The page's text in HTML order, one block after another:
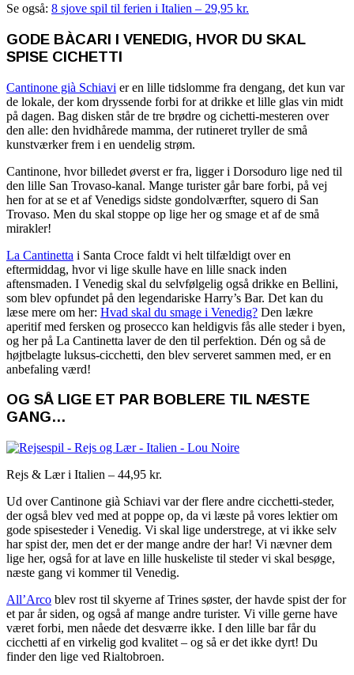
Se også: 8 sjove spil til ferien i Italien – 29,95 kr.
GODE BÀCARI I VENEDIG, HVOR DU SKAL
SPISE CICHETTI
Cantinone già Schiavi er en lille tidslomme fra dengang, det kun var
de lokale, der kom dryssende forbi for at drikke et lille glas vin midt
på dagen. Bag disken står de tre brødre og cichetti-mesteren over
den alle: den hvidhårede mamma, der rutineret tryller de små
kunstværker frem i en uendelig strøm.
Cantinone, hvor billedet øverst er fra, ligger i Dorsoduro lige ned til
den lille San Trovaso-kanal. Mange turister går bare forbi, på vej
hen for at se et af Venedigs sidste gondolværfter, squero di San
Trovaso. Men du skal stoppe op lige her og smage et af de små
mirakler!
La Cantinetta i Santa Croce faldt vi helt tilfældigt over en
eftermiddag, hvor vi lige skulle have en lille snack inden
aftensmaden. I Venedig skal du selvfølgelig også drikke en Bellini,
som blev opfundet på den legendariske Harry’s Bar. Det kan du
læse mere om her: Hvad skal du smage i Venedig? Den lækre
aperitif med fersken og prosecco kan heldigvis fås alle steder i byen,
og her på La Cantinetta laver de den til perfektion. Dén og så de
højtbelagte luksus-cicchetti, den blev serveret sammen med, er en
anbefaling værd!
OG SÅ LIGE ET PAR BOBLERE TIL NÆSTE
GANG…
Rejs & Lær i Italien – 44,95 kr.
Ud over Cantinone già Schiavi var der flere andre cicchetti-steder,
der også blev ved med at poppe op, da vi læste på vores lektier om
gode spisesteder i Venedig. Vi skal lige understrege, at vi ikke selv
har spist der, men det er der mange andre der har! Vi nævner dem
lige her, også for at lave en lille huskeliste til steder vi skal besøge,
næste gang vi kommer til Venedig.
All’Arco blev rost til skyerne af Trines søster, der havde spist der for
et par år siden, og også af mange andre turister. Vi ville gerne have
været forbi, men nåede det desværre ikke. I den lille bar får du
cicchetti af en virkelig god kvalitet – og så er det ikke dyrt! Du
finder den lige ved Rialtobroen.